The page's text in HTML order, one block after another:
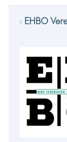
EHBO